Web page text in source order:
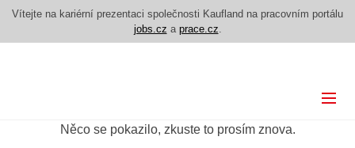
Vítejte na kariérní prezentaci společnosti Kaufland na pracovním portálu
jobs.cz a prace.cz
Kdo jsmeNěco se pokazilo, zkuste to prosím znova.